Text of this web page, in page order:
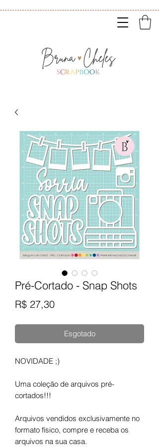
Pré-Cortado - Snap Shots
R$ 27,30Preço
Esgotado
NOVIDADE ;)
Uma coleção de arquivos pré-
cortados!!!
Arquivos vendidos exclusivamente no
formato físico, compre e receba os
arquivos na sua casa.